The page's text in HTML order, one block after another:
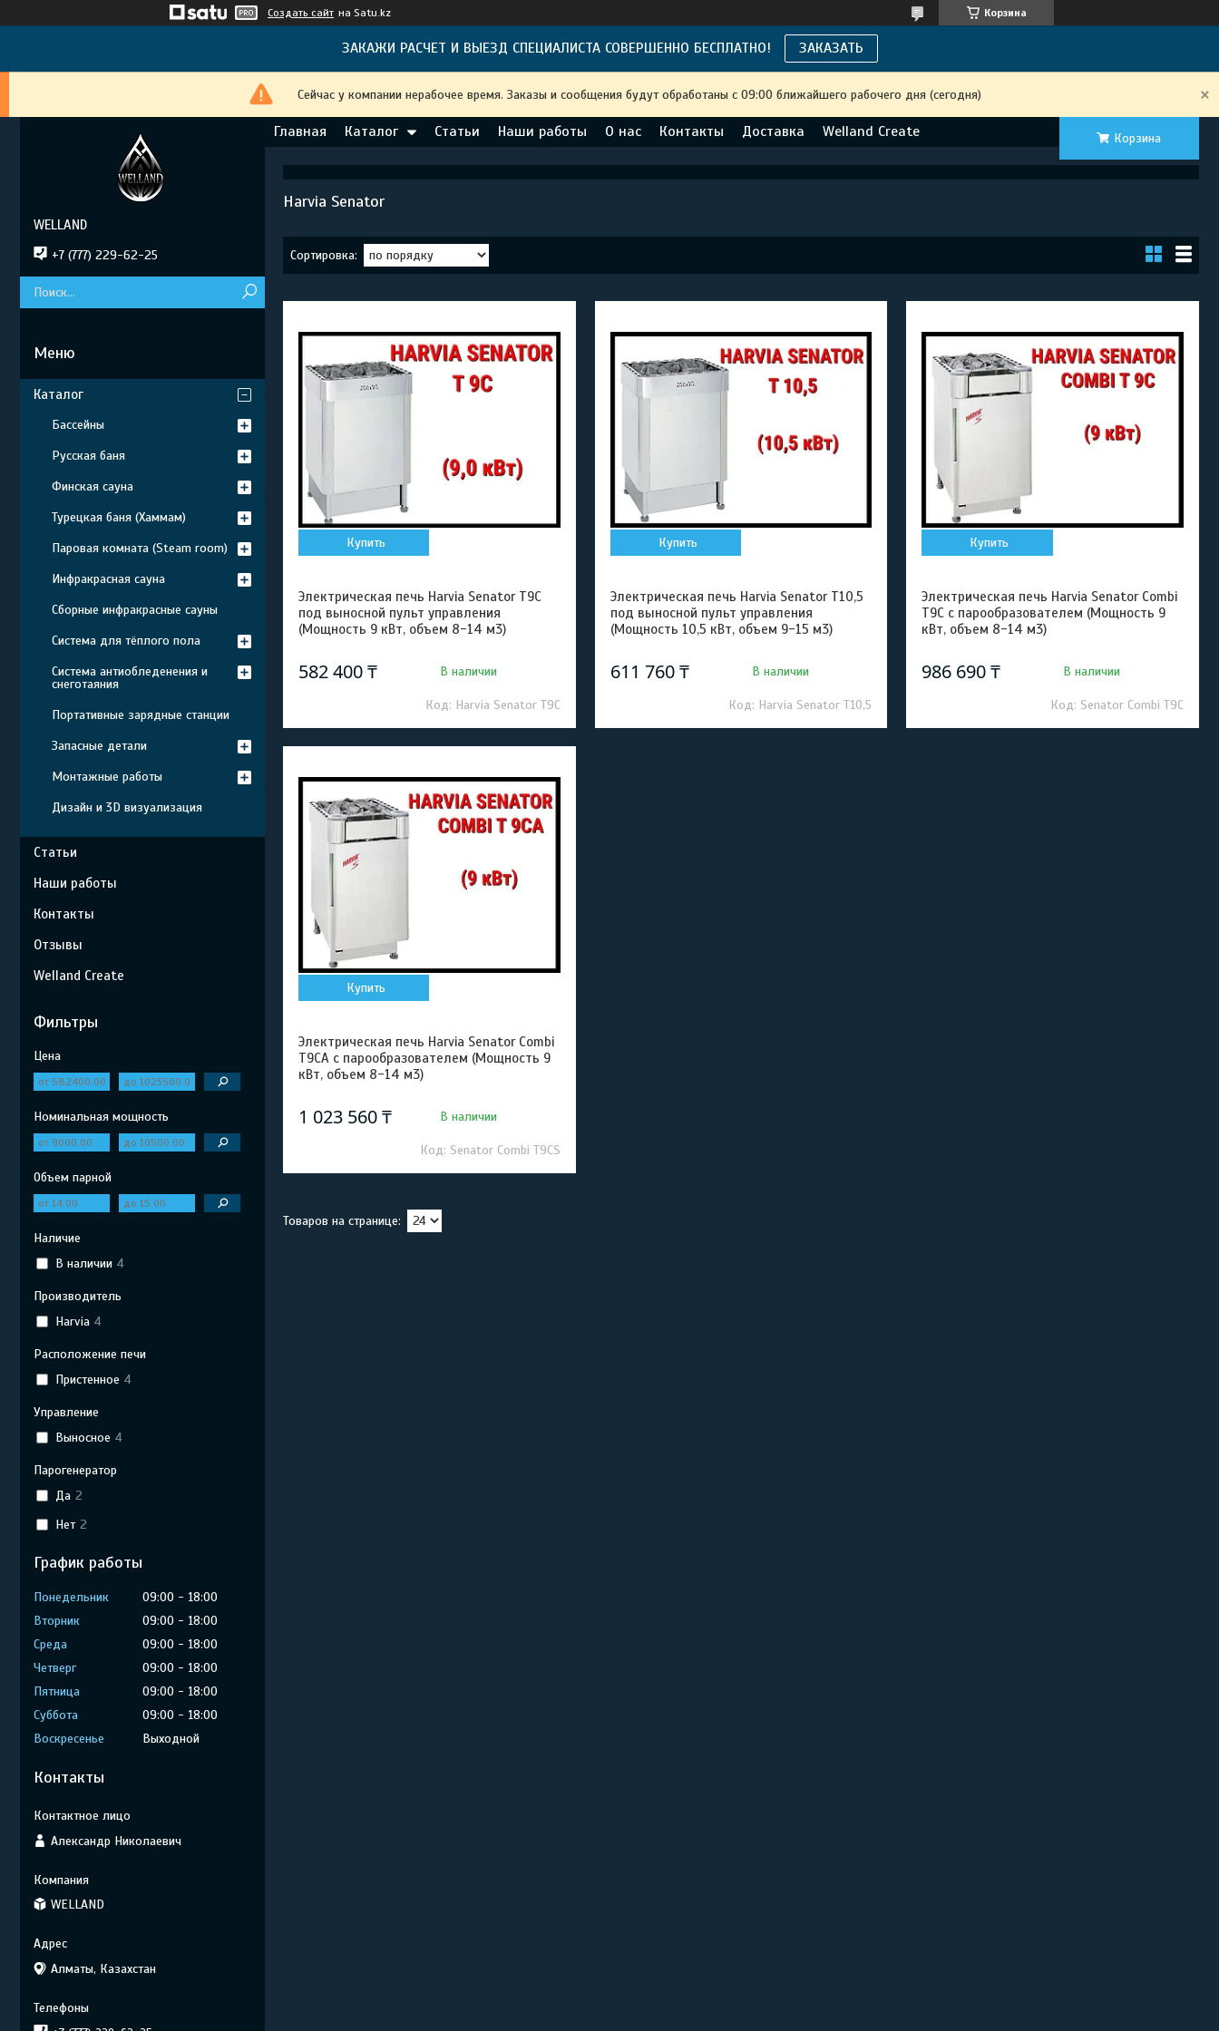
Создать сайт на Satu.kz Корзина
ЗАКАЖИ РАСЧЕТ И ВЫЕЗД СПЕЦИАЛИСТА СОВЕРШЕННО БЕСПЛАТНО! ЗАКАЗАТЬ
Сейчас у компании нерабочее время. Заказы и сообщения будут обработаны с 09:00 ближайшего рабочего дня (сегодня)
Главная Каталог Статьи Наши работы О нас Контакты Доставка Welland Create Корзина
Harvia Senator
Купить
Электрическая печь Harvia Senator T9C
под выносной пульт управления
(Мощность 9 кВт, объем 8-14 м3)
582 400 ₸ В наличии
Harvia Senator T9C
Купить
Электрическая печь Harvia Senator T10,5
под выносной пульт управления
(Мощность 10,5 кВт, объем 9-15 м3)
611 760 ₸ В наличии
Harvia Senator T10,5
Купить
Электрическая печь Harvia Senator Combi
T9C с парообразователем (Мощность 9
кВт, объем 8-14 м3)
986 690 ₸ В наличии
Senator Combi T9C
Купить
Электрическая печь Harvia Senator Combi
T9CA с парообразователем (Мощность 9
кВт, объем 8-14 м3)
1 023 560 ₸ В наличии
Senator Combi T9CS
WELLAND
+7 (777) 229-62-25
Каталог
Бассейны
Русская баня
Финская сауна
Турецкая баня (Хаммам)
Паровая комната (Steam room)
Инфракрасная сауна
Сборные инфракрасные сауны
Система для тёплого пола
Система антиобледенения и
снеготаяния
Портативные зарядные станции
Запасные детали
Монтажные работы
Дизайн и 3D визуализация
Статьи
Наши работы
Контакты
Отзывы
Welland Create
Фильтры
Цена
Номинальная мощность
Объем парной
Наличие
В наличии 4
Производитель
Harvia 4
Расположение печи
Пристенное 4
Управление
Выносное 4
Парогенератор
Да 2
Нет 2
График работы
Понедельник 09:00
18:00
Вторник
09:00
18:00
Среда
09:00
18:00
Четверг
09:00
18:00
Пятница
09:00
18:00
Суббота
09:00
18:00
Воскресенье
Выходной
Контакты
Александр Николаевич
WELLAND
Алматы, Казахстан